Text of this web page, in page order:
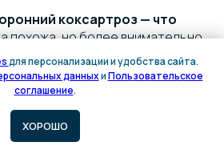
коксартроз — что
похожа, но более внимательно
нога не может
один сустав в значительно
обсуждается операция на нём в
ведём консервативно.
степени — рассматривают
(обычно с
для персонализации и удобства сайта.
данныхиПользовательское
соглашение.
ХОРОШО
Онлайн